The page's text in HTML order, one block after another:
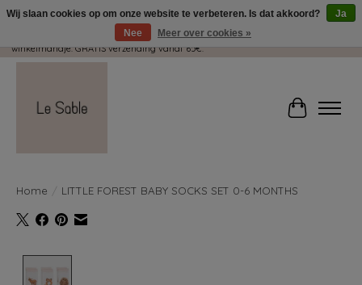
Wij pakken met plezier jouw kadootjes GRATIS in! Duid dit zeker aan in je
winkelmandje. GRATIS verzending vanaf 65€.
Home LITTLE FOREST BABY SOCKS SET 0-6 MONTHS
Wij slaan cookies op om onze website te verbeteren. Is dat akkoord?
Ja
Nee
Meer over cookies »